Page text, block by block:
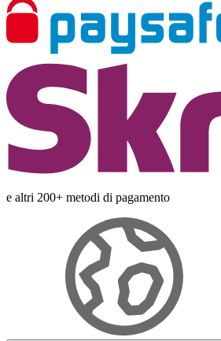
e altri 200+ metodi di pagamento